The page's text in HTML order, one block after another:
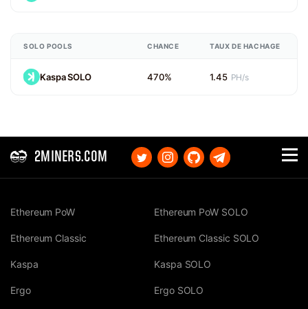
SOLO POOLS CHANCE TAUX DE HACHAGE
Kaspa SOLO 470% 1.45 PH/s
2MINERS.COM
Ethereum PoW
Ethereum Classic
Kaspa
Ergo
Ethereum PoW SOLO
Ethereum Classic SOLO
Kaspa SOLO
Ergo SOLO